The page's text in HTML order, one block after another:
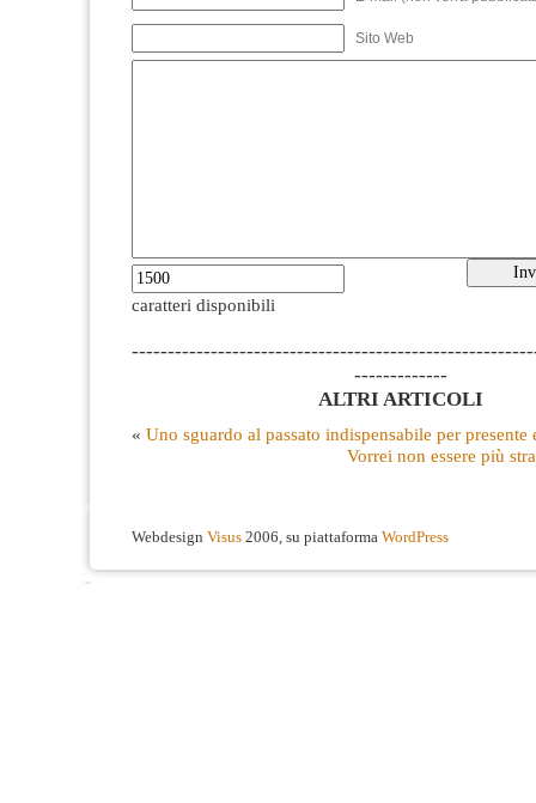
Sito Web
caratteri disponibili
-------------
ALTRI ARTICOLI
« Uno sguardo al passato indispensabile per presente
Vorrei non essere più
Webdesign Visus 2006, su piattaforma WordPress